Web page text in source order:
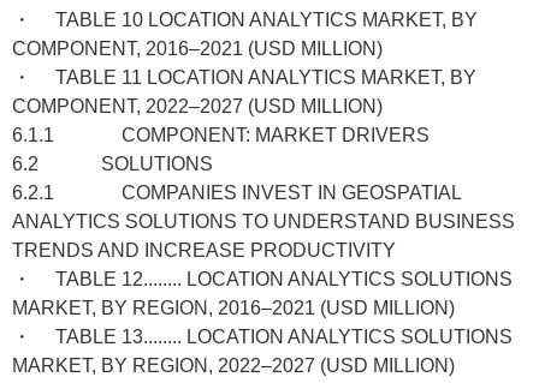
・ TABLE 10 LOCATION ANALYTICS MARKET, BY
COMPONENT, 2016–2021 (USD MILLION)
・ TABLE 11 LOCATION ANALYTICS MARKET, BY
COMPONENT, 2022–2027 (USD MILLION)
6.1.1 COMPONENT: MARKET DRIVERS
6.2 SOLUTIONS
6.2.1 COMPANIES INVEST IN GEOSPATIAL
ANALYTICS SOLUTIONS TO UNDERSTAND BUSINESS
TRENDS AND INCREASE PRODUCTIVITY
・ TABLE 12........ LOCATION ANALYTICS SOLUTIONS
MARKET, BY REGION, 2016–2021 (USD MILLION)
・ TABLE 13........ LOCATION ANALYTICS SOLUTIONS
MARKET, BY REGION, 2022–2027 (USD MILLION)